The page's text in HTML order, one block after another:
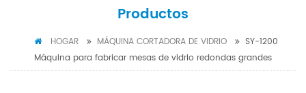
Productos
HOGAR MÁQUINA CORTADORA DE VIDRIO
SY-1200
Máquina para fabricar mesas de vidrio redondas grandes